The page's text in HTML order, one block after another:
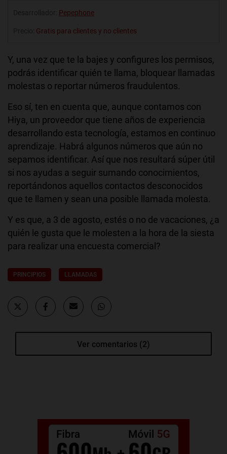
Pepephone
Gratis para clientes y no clientes
Y, una vez que te la bajes y configures los permisos,
podrás identificar quién te llama, bloquear llamadas
molestas o reportar números fraudulentos.
Eso sí, ten en cuenta que, aunque contamos con
Hiya, un proveedor que tiene años de experiencia
desarrollando esta tecnología, estamos en continuo
aprendizaje. Habrá algunos números que aún no
sepamos identificar. Así que nos resultará súper útil
si nos ayudas a seguir sumando conocimientos,
reportándonos aquellos contactos desconocidos
que te llamen y sean una posible llamada molesta.
Y es que, a 3 de agosto, estés o no de vacaciones, ¿a
quién le gusta que le molesten a la hora de la siesta
para realizar una encuesta comercial?
PRINCIPIOS LLAMADAS
Ver comentarios (2)